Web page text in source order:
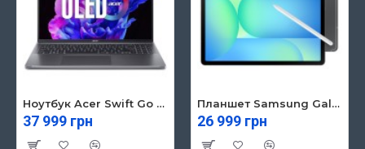
Ноутбук Acer Swift Go 16 SFG16-71 (NX.KVZEU.003)
37 999 грн
Планшет Samsung Galaxy Tab S10 FE 5G 8/128GB Gray (SM-X526BZAREUC)
26 999 грн